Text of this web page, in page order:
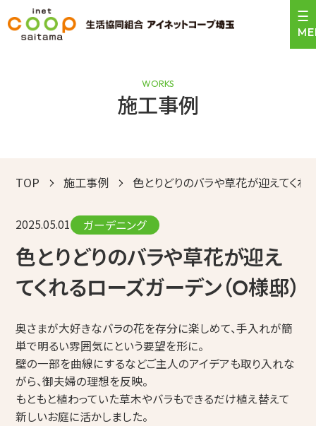
サービスのご案内
施工事例
お客様の声
コープ de リフォーム（店舗型相談窓口）
組合概要・組合員募集のお知らせ
採用情報
アイネットコープからのお知らせ
0120-471-159 ＼24時間受付中！／
WORKS
施工事例
TOP 施工事例 色とりどりのバラや草花が迎えてくれ
2025.05.01 ガーデニング
色とりどりのバラや草花が迎え
てくれるローズガーデン（O様邸）
奥さまが大好きなバラの花を存分に楽しめて、手入れが簡
単で明るい雰囲気にという要望を形に。
壁の一部を曲線にするなどご主人のアイデアも取り入れな
がら、御夫婦の理想を反映。
もともと植わっていた草木やバラもできるだけ植え替えて
新しいお庭に活かしました。